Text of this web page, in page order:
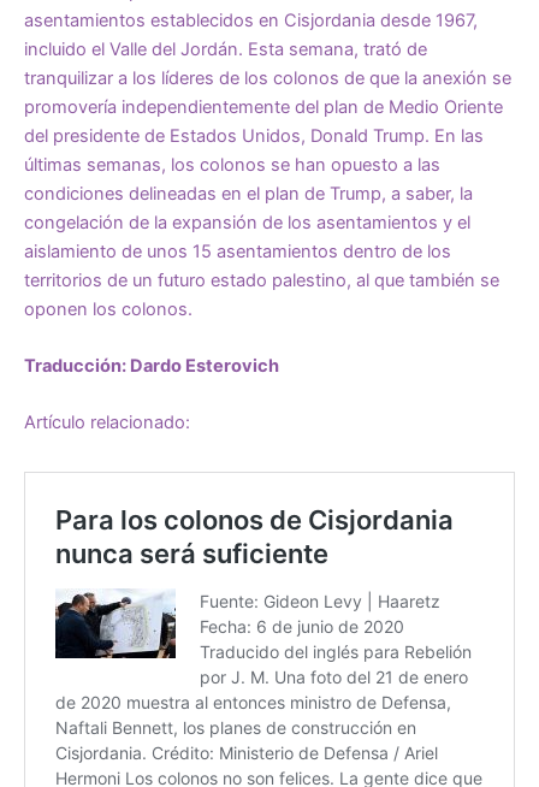
asentamientos establecidos en Cisjordania desde 1967,
incluido el Valle del Jordán. Esta semana, trató de
tranquilizar a los líderes de los colonos de que la anexión se
promovería independientemente del plan de Medio Oriente
del presidente de Estados Unidos, Donald Trump. En las
últimas semanas, los colonos se han opuesto a las
condiciones delineadas en el plan de Trump, a saber, la
congelación de la expansión de los asentamientos y el
aislamiento de unos 15 asentamientos dentro de los
territorios de un futuro estado palestino, al que también se
oponen los colonos.
Traducción: Dardo Esterovich
Artículo relacionado: